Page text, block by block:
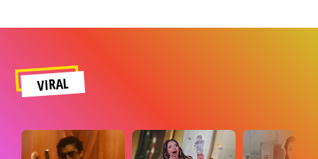
VIRAL